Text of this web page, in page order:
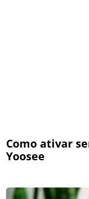
Como ativar
Yoosee